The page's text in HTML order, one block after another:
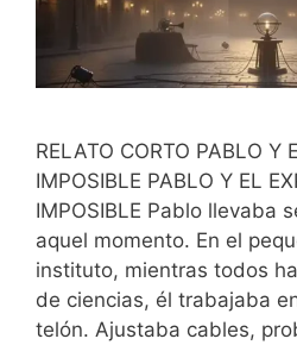
RELATO CORTO PABLO Y
IMPOSIBLE PABLO Y EL
IMPOSIBLE Pablo llevaba
aquel momento. En el
instituto, mientras todos
de ciencias, él trabajaba
telón. Ajustaba cables,